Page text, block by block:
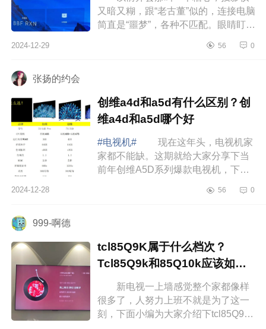
又暗又糊，跟“老古董”似的，连接电脑
简直是“噩梦”，各种不匹配。眼睛盯着
但TCL会议电视一来哇哦，下...
2024-12-29 56 0
张扬的约会
创维a4d和a5d有什么区别？创
维a4d和a5d哪个好
#电视机#
现在这年头，电视机家
家都不能缺。这期就给大家分享下当
前年创维A5D系列爆款电视机，下面
么区别？创维a4d和a5d哪个好 创
2024-12-28 56 0
999-啊德
tcl85Q9K属于什么档次？
Tcl85Q9k和85Q10k应该如何
新电视一上墙感觉整个家都像样
很多了，人努力上班不就是为了这一
刻，下面小编为大家介绍下tcl85Q9K